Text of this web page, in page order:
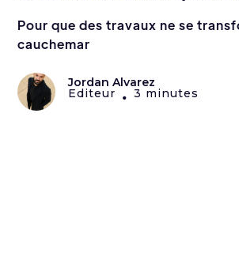
Pour que des travaux ne se
cauchemar
Jordan Alvarez
Editeur • 3 minutes